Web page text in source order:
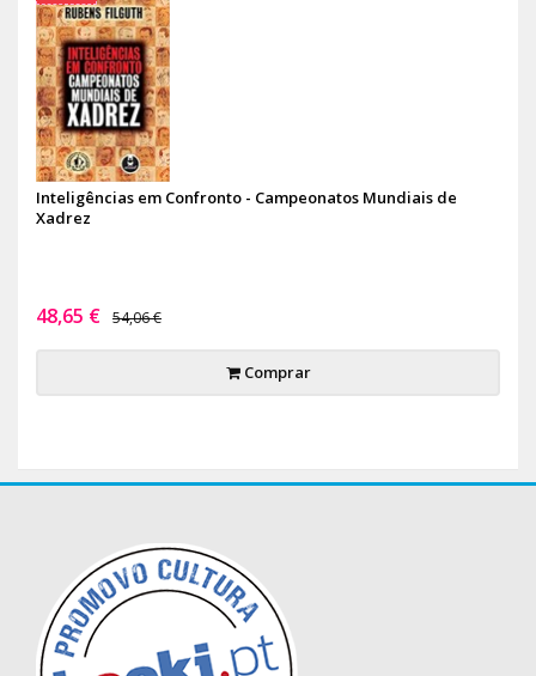
Inteligências em Confronto - Campeonatos Mundiais de
Xadrez
48,65 € 54,06 €
Comprar